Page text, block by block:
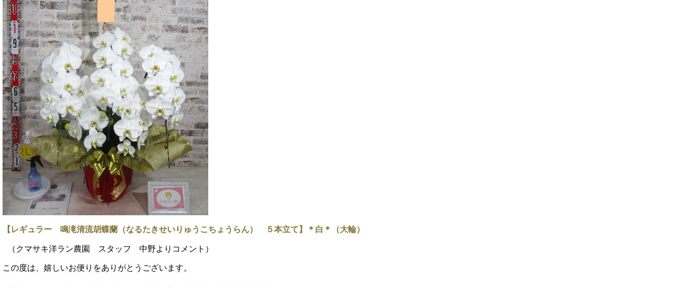
【レギュラー 鳴滝清流胡蝶蘭（なるたきせいりゅうこちょうらん） ５本立て】＊白＊（大輪）
（クマサキ洋ラン農園 スタッフ 中野よりコメント）
この度は、嬉しいお便りをありがとうございます。